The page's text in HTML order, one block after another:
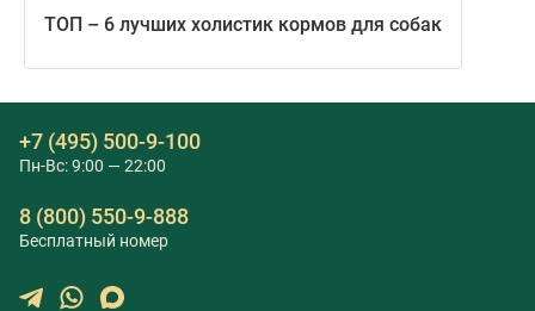
ТОП – 6 лучших холистик кормов для собак
+7 (495) 500-9-100
Пн-Вс: 9:00 — 22:00
8 (800) 550-9-888
Бесплатный номер